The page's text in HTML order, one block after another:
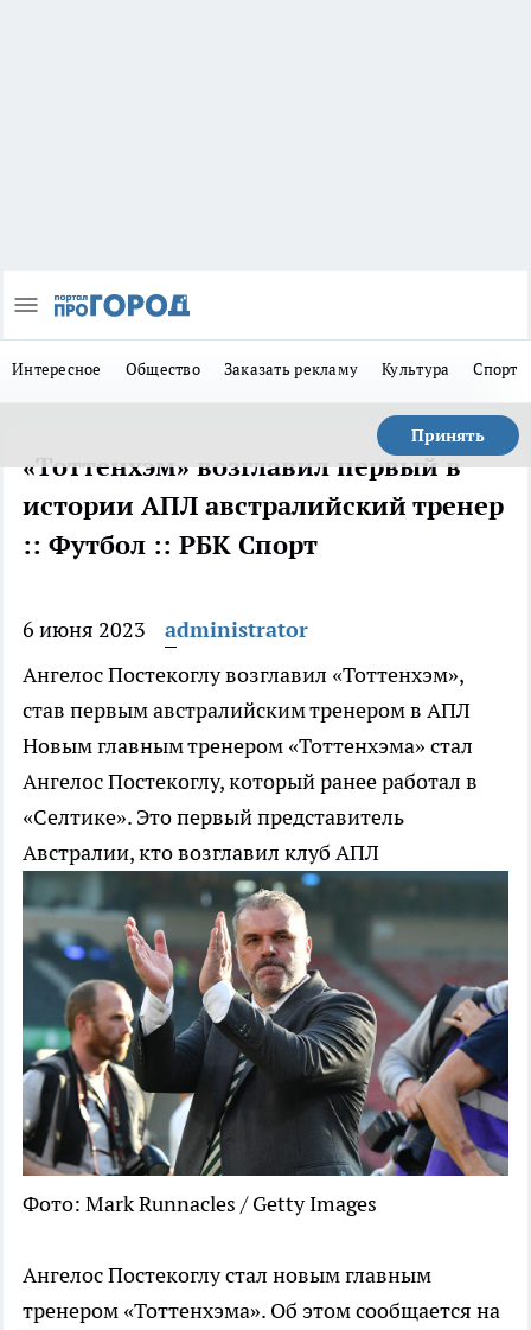
Интересное Общество Заказать рекламу Культура Спорт
Принять
«Тоттенхэм» возглавил первый в
истории АПЛ австралийский тренер
:: Футбол :: РБК Спорт
6 июня 2023
administrator
Ангелос Постекоглу возглавил «Тоттенхэм»,
став первым австралийским тренером в АПЛ
Новым главным тренером «Тоттенхэма» стал
Ангелос Постекоглу, который ранее работал в
«Селтике». Это первый представитель
Австралии, кто возглавил клуб АПЛ
Фото: Mark Runnacles / Getty Images
Ангелос Постекоглу стал новым главным
тренером «Тоттенхэма». Об этом сообщается на